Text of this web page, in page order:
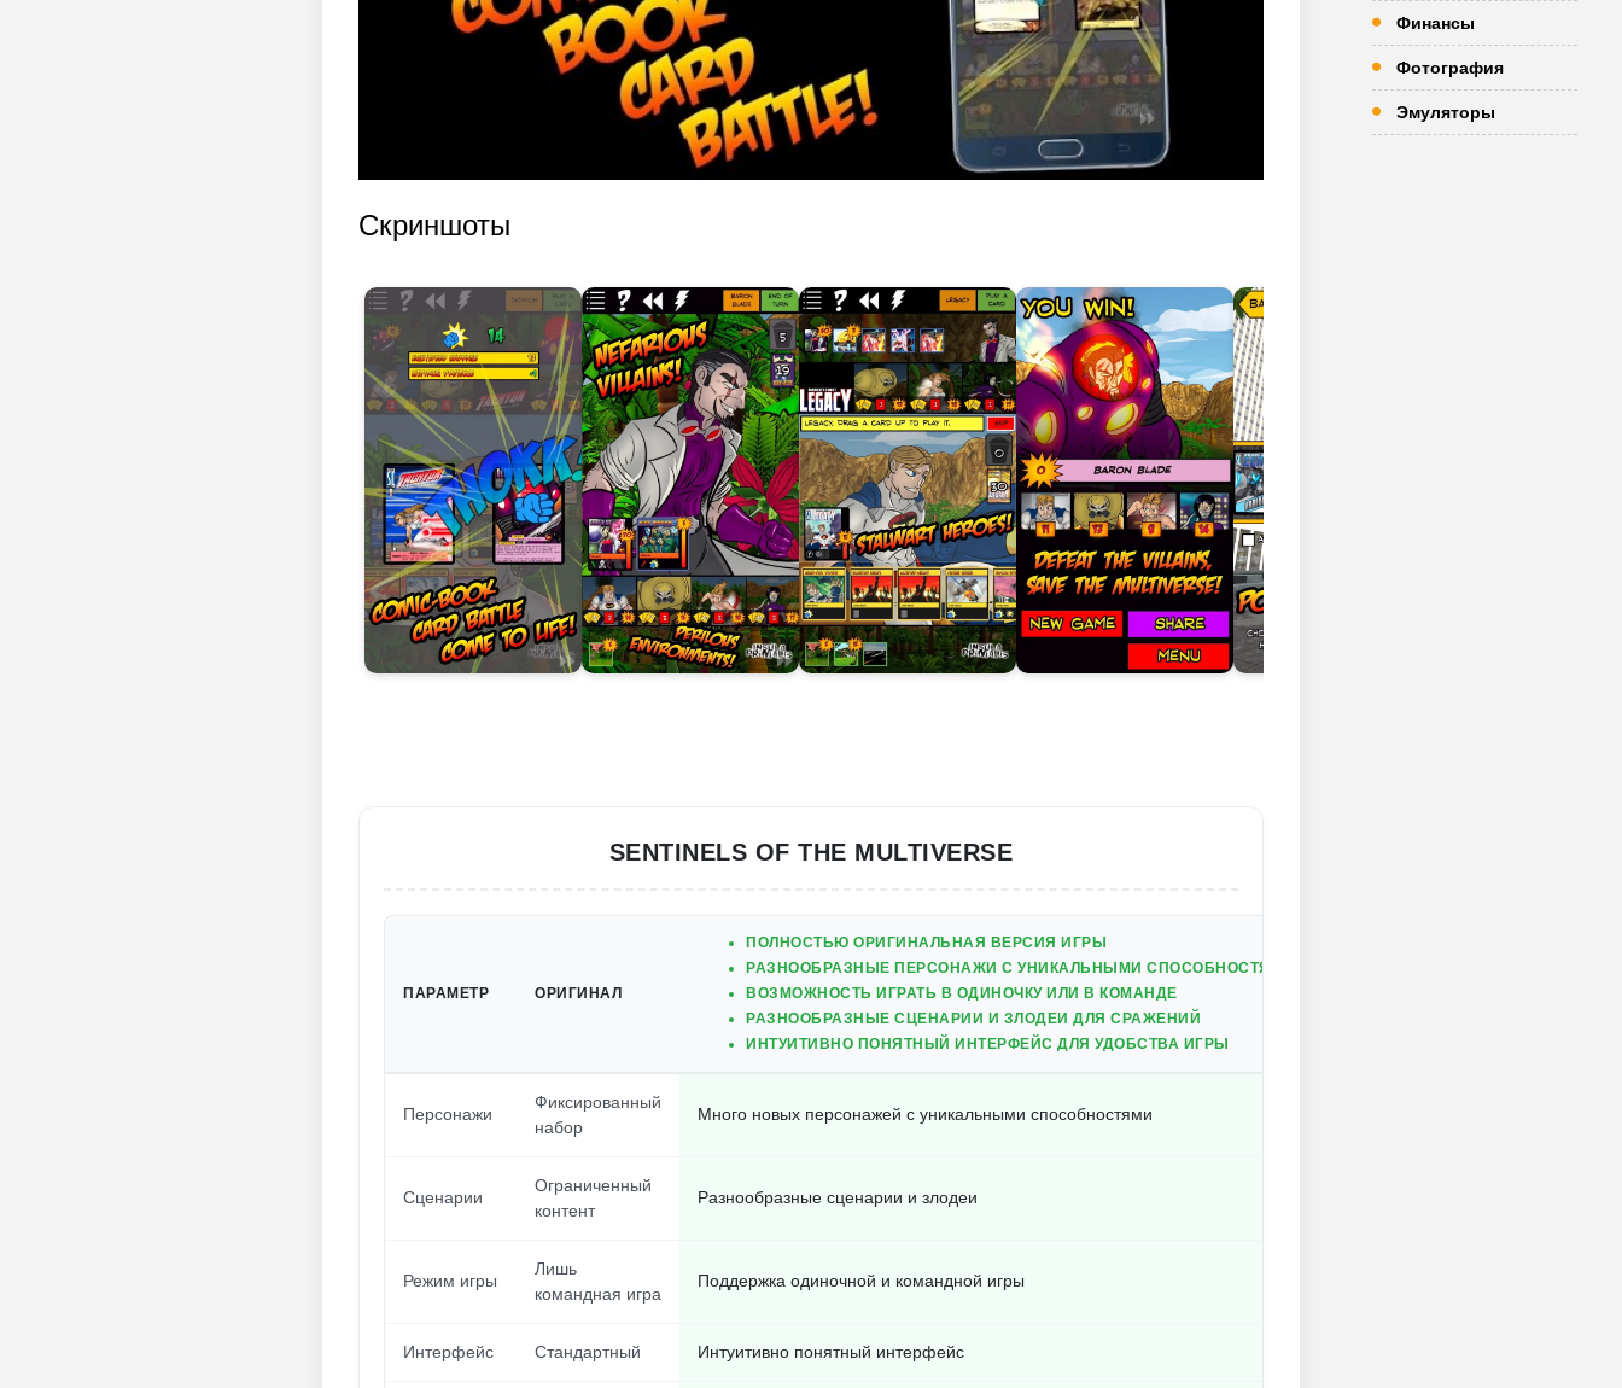
Скриншоты
SENTINELS OF THE MULTIVERSE
ПАРАМЕТР ОРИГИНАЛ
ПОЛНОСТЬЮ ОРИГИНАЛЬНАЯ ВЕРСИЯ ИГРЫ
РАЗНООБРАЗНЫЕ ПЕРСОНАЖИ С УНИКАЛЬНЫМИ СПОСОБНОСТЯМИ
ВОЗМОЖНОСТЬ ИГРАТЬ В ОДИНОЧКУ ИЛИ В КОМАНДЕ
РАЗНООБРАЗНЫЕ СЦЕНАРИИ И ЗЛОДЕИ ДЛЯ СРАЖЕНИЙ
ИНТУИТИВНО ПОНЯТНЫЙ ИНТЕРФЕЙС ДЛЯ УДОБСТВА ИГРЫ
Персонажи
Фиксированный
набор
Много новых персонажей с уникальными способностями
Сценарии
Ограниченный
контент
Разнообразные сценарии и злодеи
Режим игры
Лишь
командная игра
Поддержка одиночной и командной игры
Интерфейс Стандартный Интуитивно понятный интерфейс
Финансы
Фотография
Эмуляторы